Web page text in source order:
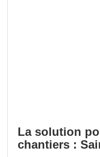
La solution
chantiers :